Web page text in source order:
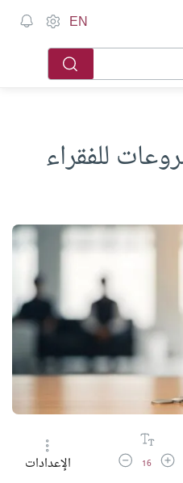
EN
للفقراء
زيادة حجم الخط
16 تقليل حجم الخطالإعدادات